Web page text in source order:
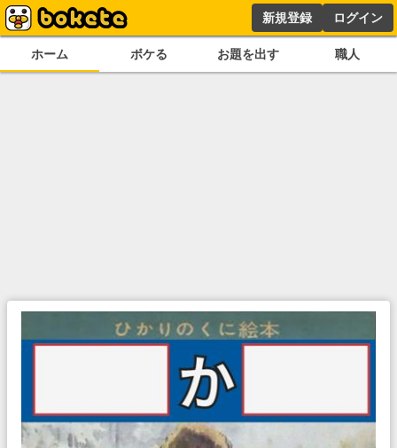
新規登録 ログイン
ホーム ボケる お題を出す 職人